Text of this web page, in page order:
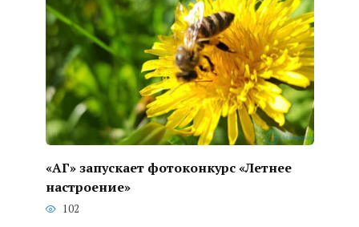
«АГ» запускает фотоконкурс «Летнее
настроение»
102